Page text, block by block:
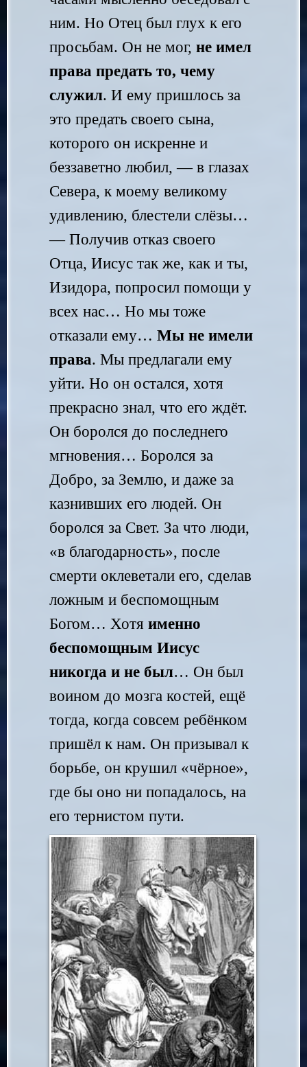
ним. Но Отец был глух к его
просьбам. Он не мог, не имел
права предать то, чему
служил. И ему пришлось за
это предать своего сына,
которого он искренне и
беззаветно любил, — в глазах
Севера, к моему великому
удивлению, блестели слёзы…
— Получив отказ своего
Отца, Иисус так же, как и ты,
Изидора, попросил помощи у
всех нас… Но мы тоже
отказали ему… Мы не имели
права. Мы предлагали ему
уйти. Но он остался, хотя
прекрасно знал, что его ждёт.
Он боролся до последнего
мгновения… Боролся за
Добро, за Землю, и даже за
казнивших его людей. Он
боролся за Свет. За что люди,
«в благодарность», после
смерти оклеветали его, сделав
ложным и беспомощным
Богом… Хотя именно
беспомощным Иисус
никогда и не был… Он был
воином до мозга костей, ещё
тогда, когда совсем ребёнком
пришёл к нам. Он призывал к
борьбе, он крушил «чёрное»,
где бы оно ни попадалось, на
его тернистом пути.